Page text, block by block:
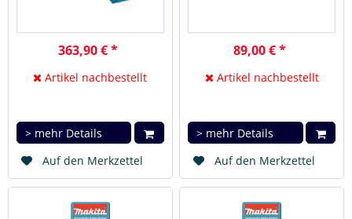
363,90 € *
Artikel nachbestellt
> mehr Details
Auf den Merkzettel
89,00 € *
Artikel nachbestellt
> mehr Details
Auf den Merkzettel